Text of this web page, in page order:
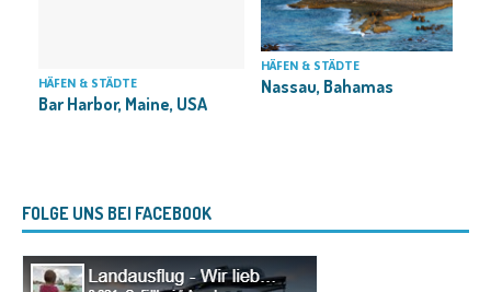
HÄFEN & STÄDTE
Bar Harbor, Maine, USA
HÄFEN & STÄDTE
Nassau, Bahamas
FOLGE UNS BEI FACEBOOK